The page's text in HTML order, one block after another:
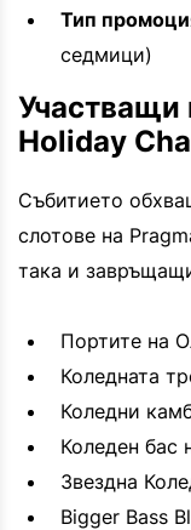
Тип
седмици)
Участващи
Holiday
Събитието
слотове на
така и
Портите на
Коледната
Коледни
Коледен бас
Звездна
Bigger Bass